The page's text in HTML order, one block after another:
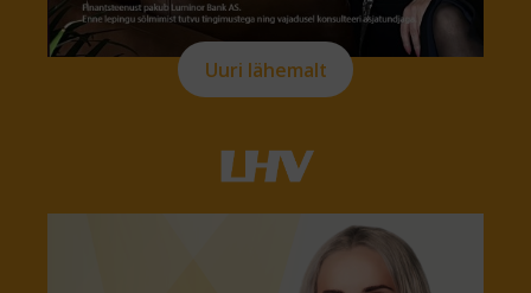
Uuri lähemalt